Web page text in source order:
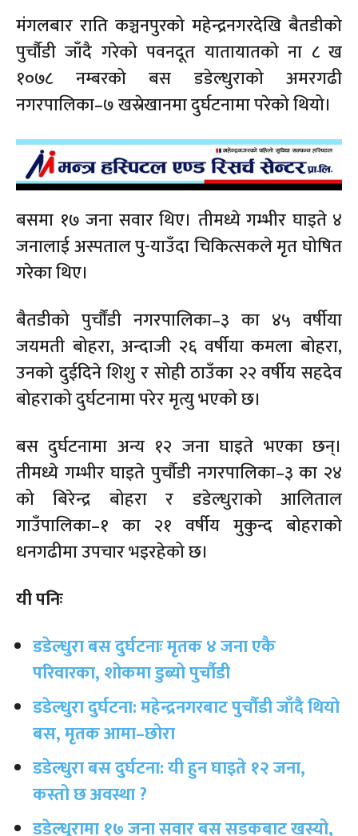
मंगलबार राति कञ्चनपुरको महेन्द्रनगरदेखि बैतडीको
पुर्चौडी जाँदै गरेको पवनदूत यातायातको ना ८ ख
१०७८ नम्बरको बस डडेल्धुराको अमरगढी
नगरपालिका–७ खस्रेखानमा दुर्घटनामा परेको थियो।
बसमा १७ जना सवार थिए। तीमध्ये गम्भीर घाइते ४
जनालाई अस्पताल पु-याउँदा चिकित्सकले मृत घोषित
गरेका थिए।
बैतडीको पुर्चौंडी नगरपालिका–३ का ४५ वर्षीया
जयमती बोहरा, अन्दाजी २६ वर्षीया कमला बोहरा,
उनको दुईदिने शिशु र सोही ठाउँका २२ वर्षीय सहदेव
बोहराको दुर्घटनामा परेर मृत्यु भएको छ।
बस दुर्घटनामा अन्य १२ जना घाइते भएका छन्।
तीमध्ये गम्भीर घाइते पुर्चौडी नगरपालिका–३ का २४
को बिरेन्द्र बोहरा र डडेल्धुराको आलिताल
गाउँपालिका–१ का २१ वर्षीय मुकुन्द बोहराको
धनगढीमा उपचार भइरहेको छ।
यी पनिः
डडेल्धुरा बस दुर्घटनाः मृतक ४ जना एकै
परिवारका, शोकमा डुब्यो पुर्चौडी
डडेल्धुरा दुर्घटना: महेन्द्रनगरबाट पुर्चौडी जाँदै थियो
बस, मृतक आमा–छोरा
डडेल्धुरा बस दुर्घटना: यी हुन घाइते १२ जना,
कस्तो छ अवस्था ?
डडेल्धुरामा १७ जना सवार बस सडकबाट खस्यो,